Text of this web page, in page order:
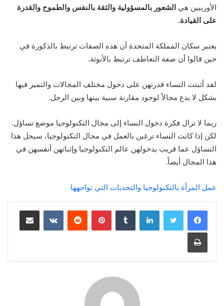
الأوربيين هي الشعور بالمسؤولية والثقة بالنفس والطموح والقدرة
على القيادة.
يعتبر سكان المملكة المتحدة أن هذه الصفات ترتبط بالذكورة في
حين قالوا أن صفة التعاطف ترتبط بالأنوثة.
لقد أثبتت النساء قدرتهن على دخول مختلف المجالات والتميز فيها
بشكل لا يدع مجالاً لوجود مقارنة سبية بينها وبين الرجل.
ربما لا تزال فكرة دخول النساء إلى مجال التكنولوجيا موضع تساؤل.
لكن إذا كانت النساء ترغبن بالعمل في مجال التكنولوجيا، سيحل هذا
التساؤل عما قريب بدخولهن عالم التكنولوجيا وإثباتهن أنفسهن في
هذا المجال أيضاً.
عمل المرأة بالتكنولوجيا والتحديات التي تواجهها
لينكدإن بينتيريست